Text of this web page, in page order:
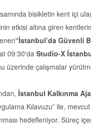
bisikletin kent içi
etkisi altına giren
“İstanbul’da Güvenli
09:30'daStudio-X
çalışmalar
İstanbul Kalkınma
Kılavuzu” ile,
hedefleniyor. Süreç